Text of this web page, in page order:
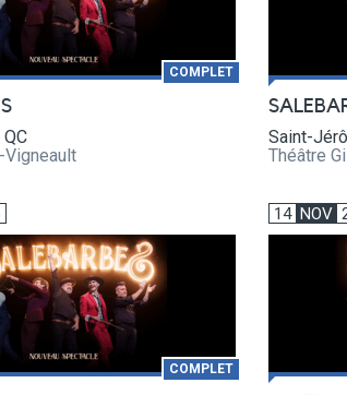
COMPLET
Vigneault
Saint-
Théâtre
COMPLET
14 NOV